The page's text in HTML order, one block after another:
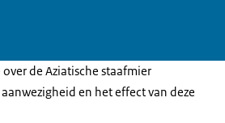
de Aziatische staafmier
en het effect van deze